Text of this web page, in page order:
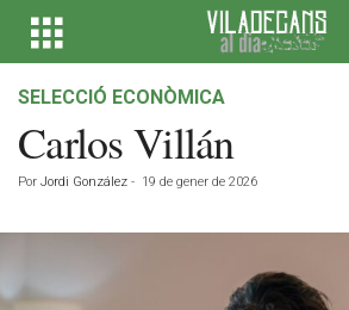
SELECCIÓ ECONÒMICA
Carlos Villán
Por Jordi González - 19 de gener de 2026